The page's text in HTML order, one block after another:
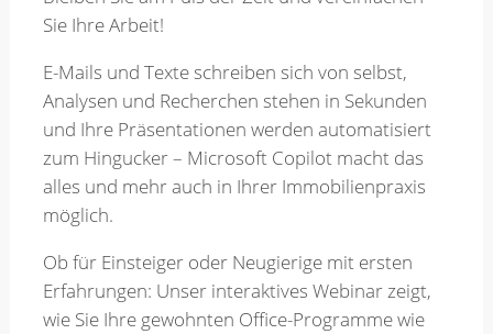
Kontakt
Merkzettel
Newsletter
Sie Ihre Arbeit!
E-Mails und Texte schreiben sich von selbst,
Analysen und Recherchen stehen in Sekunden
und Ihre Präsentationen werden automatisiert
zum Hingucker – Microsoft Copilot macht das
alles und mehr auch in Ihrer Immobilienpraxis
möglich.
Ob für Einsteiger oder Neugierige mit ersten
Erfahrungen: Unser interaktives Webinar zeigt,
wie Sie Ihre gewohnten Office-Programme wie